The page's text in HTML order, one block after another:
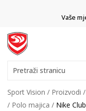
Vaše
Pretraži stranicu
Sport Vision Proizvodi
Polo majica
Nike Club